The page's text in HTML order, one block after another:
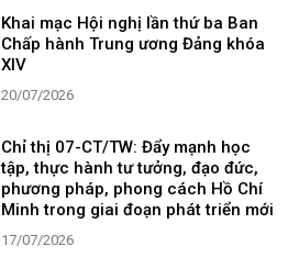
Khai mạc Hội nghị lần thứ ba Ban
Chấp hành Trung ương Đảng khóa
XIV
20/07/2026
Chỉ thị 07-CT/TW: Đẩy mạnh học
tập, thực hành tư tưởng, đạo đức,
phương pháp, phong cách Hồ Chí
Minh trong giai đoạn phát triển mới
17/07/2026